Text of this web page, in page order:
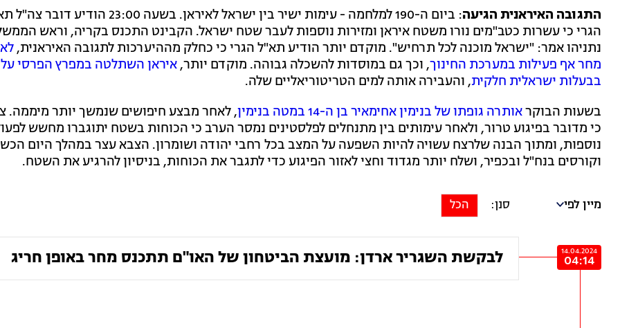
התגובה האיראנית הגיעה
: ביום ה-190 למלחמה - עימות ישיר בין ישראל לאיראן. בשעה
הגרי כי עשרות כטב"מים נורו משטח איראן ומזירות נוספות לעבר שטח ישראל. הקבינט התכנס בקריה, וראש
נתניהו אמר: "ישראל מוכנה לכל תרחיש". מוקדם יותר הודיע תא"ל הגרי כי כחלק מההיערכות לתגובה האיראנית,
מחר אף פעילות במערכת החינוך, וכך גם במוסדות להשכלה גבוהה. מוקדם יותר,איראן השתלטה במפרץ הפרסי
בבעלות ישראלית חלקית, והעבירה אותה למים הטריטוריאליים שלה.
בשעות הבוקראותרה גופתו של בנימין אחימאיר בן ה-14 במטה בנימין
, לאחר מבצע חיפושים שנמשך יותר מיממה.
כי מדובר בפיגוע טרור, ולאחר עימותים בין מתנחלים לפלסטינים נמסר הערב כי הכוחות בשטח יתוגברו מחשש
נוספות, ומתוך הבנה שלרצח עשויה להיות השפעה על המצב בכל רחבי יהודה ושומרון. הצבא עצר במהלך היום
וקורסים בנח"ל ובכפיר, ושלח יותר מגדוד וחצי לאזור הפיגוע כדי לתגבר את הכוחות, בניסיון להרגיע את השטח.
מיין לפי הכל
14.04.2024
04:14 לבקשת השגריר ארדן: מועצת הביטחון של האו"ם תתכנס מחר באופן חריג